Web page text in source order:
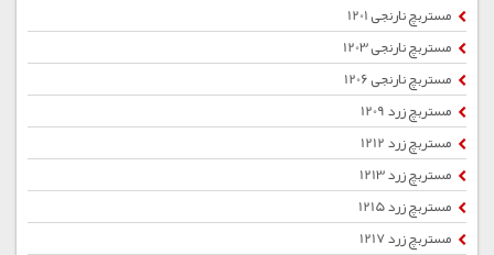
مستربچ نارنجی 1201
مستربچ نارنجی 1203
مستربچ نارنجی 1206
مستربچ زرد 1209
مستربچ زرد 1212
مستربچ زرد 1213
مستربچ زرد 1215
مستربچ زرد 1217